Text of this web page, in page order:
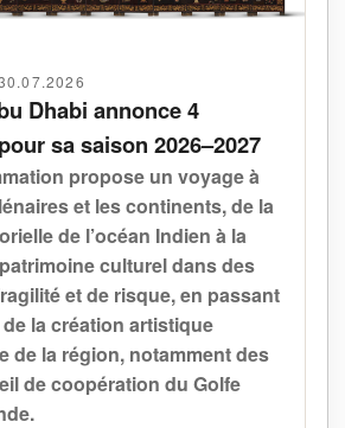
Dhabi annonce 4
sa saison 2026–2027
propose un voyage à
et les continents, de la
de l’océan Indien à la
culturel dans des
et de risque, en passant
la création artistique
de la région, notamment des
de coopération du Golfe